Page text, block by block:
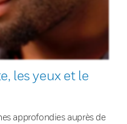
les yeux et le
approfondies auprès de